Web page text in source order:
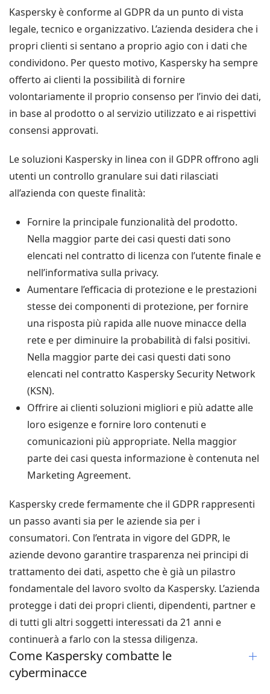
Kaspersky è conforme al GDPR da un punto di vista
legale, tecnico e organizzativo. L’azienda desidera che i
propri clienti si sentano a proprio agio con i dati che
condividono. Per questo motivo, Kaspersky ha sempre
offerto ai clienti la possibilità di fornire
volontariamente il proprio consenso per l’invio dei dati,
in base al prodotto o al servizio utilizzato e ai rispettivi
consensi approvati.
Le soluzioni Kaspersky in linea con il GDPR offrono agli
utenti un controllo granulare sui dati rilasciati
all’azienda con queste finalità:
Fornire la principale funzionalità del prodotto.
Nella maggior parte dei casi questi dati sono
elencati nel contratto di licenza con l’utente finale e
nell’informativa sulla privacy.
Aumentare l’efficacia di protezione e le prestazioni
stesse dei componenti di protezione, per fornire
una risposta più rapida alle nuove minacce della
rete e per diminuire la probabilità di falsi positivi.
Nella maggior parte dei casi questi dati sono
elencati nel contratto Kaspersky Security Network
(KSN).
Offrire ai clienti soluzioni migliori e più adatte alle
loro esigenze e fornire loro contenuti e
comunicazioni più appropriate. Nella maggior
parte dei casi questa informazione è contenuta nel
Marketing Agreement.
Kaspersky crede fermamente che il GDPR rappresenti
un passo avanti sia per le aziende sia per i
consumatori. Con l’entrata in vigore del GDPR, le
aziende devono garantire trasparenza nei principi di
trattamento dei dati, aspetto che è già un pilastro
fondamentale del lavoro svolto da Kaspersky. L’azienda
protegge i dati dei propri clienti, dipendenti, partner e
di tutti gli altri soggetti interessati da 21 anni e
continuerà a farlo con la stessa diligenza.
Come Kaspersky combatte le
cyberminacce